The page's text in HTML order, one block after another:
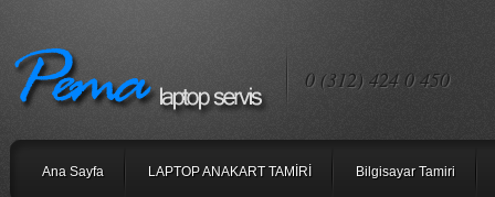
0 (312) 424 0 450
Ana Sayfa LAPTOP ANAKART TAMİRİ Bilgisayar Tamiri